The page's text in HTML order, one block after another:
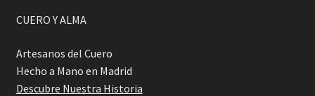
CUERO Y ALMA
Artesanos del Cuero
Hecho a Mano en Madrid
Descubre Nuestra Historia